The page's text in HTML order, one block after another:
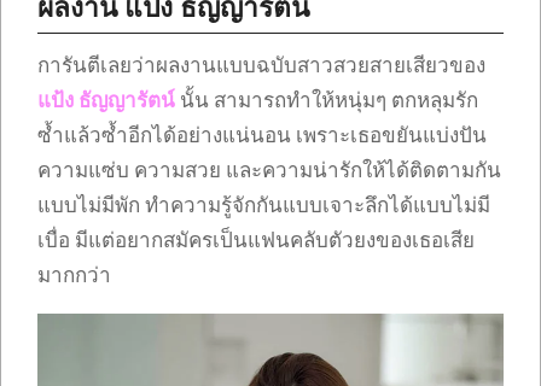
ผลงาน แป้ง ธัญญารัตน์
การันตีเลยว่าผลงานแบบฉบับสาวสวยสายเสียวของ
แป้ง ธัญญารัตน์ นั้น สามารถทำให้หนุ่มๆ ตกหลุมรัก
ซ้ำแล้วซ้ำอีกได้อย่างแน่นอน เพราะเธอขยันแบ่งปัน
ความแซ่บ ความสวย และความน่ารักให้ได้ติดตามกัน
แบบไม่มีพัก ทำความรู้จักกันแบบเจาะลึกได้แบบไม่มี
เบื่อ มีแต่อยากสมัครเป็นแฟนคลับตัวยงของเธอเสีย
มากกว่า